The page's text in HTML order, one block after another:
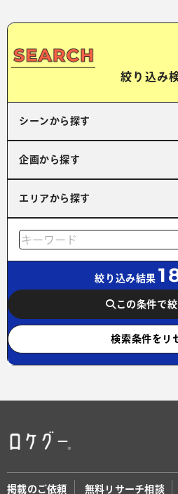
絞り込み
シーンから探す
企画から探す
エリアから探す
絞り込み結果
この条件で
検索条件をリ
掲載のご依頼 無料リサーチ相談